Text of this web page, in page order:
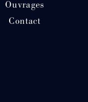
Ouvrages
Contact